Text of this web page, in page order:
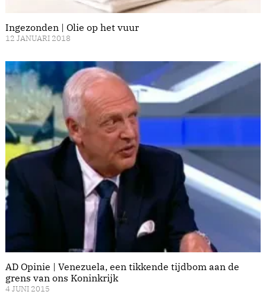
Ingezonden | Olie op het vuur
12 JANUARI 2018
AD Opinie | Venezuela, een tikkende tijdbom aan de
grens van ons Koninkrijk
4 JUNI 2015